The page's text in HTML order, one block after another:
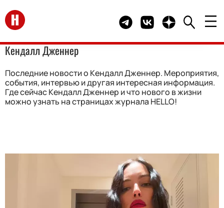
Перейти на главную Telegram канал HELLO
Группа HELLO
Канал HELLO в
Кендалл Дженнер
Последние новости о Кендалл Дженнер. Мероприятия,
события, интервью и другая интересная информация.
Где сейчас Кендалл Дженнер и что нового в жизни
можно узнать на страницах журнала HELLO!